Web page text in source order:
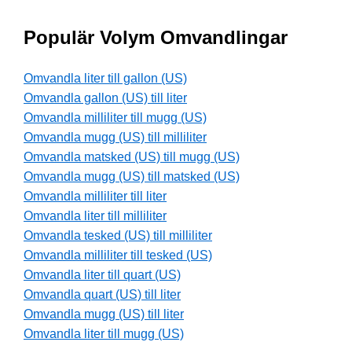
Populär Volym Omvandlingar
Omvandla liter till gallon (US)
Omvandla gallon (US) till liter
Omvandla milliliter till mugg (US)
Omvandla mugg (US) till milliliter
Omvandla matsked (US) till mugg (US)
Omvandla mugg (US) till matsked (US)
Omvandla milliliter till liter
Omvandla liter till milliliter
Omvandla tesked (US) till milliliter
Omvandla milliliter till tesked (US)
Omvandla liter till quart (US)
Omvandla quart (US) till liter
Omvandla mugg (US) till liter
Omvandla liter till mugg (US)